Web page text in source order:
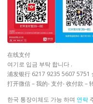
在线支付
여기로 입금 부탁 합니다 .
浦发银行 6217 9235 5607 5751
打开微信 – 我的- 支付- 收付款 –
한국 통장이체도 가능 하며 연락